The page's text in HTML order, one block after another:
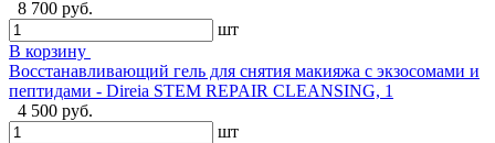
8 700 руб.
шт
В корзину
Восстанавливающий гель для снятия макияжа с экзосомами и
пептидами - Direia STEM REPAIR CLEANSING, 1
4 500 руб.
шт